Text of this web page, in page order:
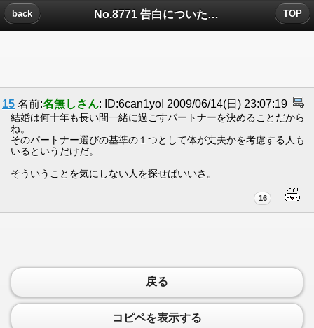
No.8771 告白についたコメント
back TOP
15 名前:名無しさん: ID:6can1yoI 2009/06/14(日) 23:07:19
結婚は何十年も長い間一緒に過ごすパートナーを決めることだから
ね。
そのパートナー選びの基準の１つとして体が丈夫かを考慮する人も
いるというだけだ。
そういうことを気にしない人を探せばいいさ。
16
戻る
コピペを表示する